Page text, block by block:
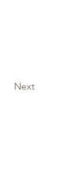
Next